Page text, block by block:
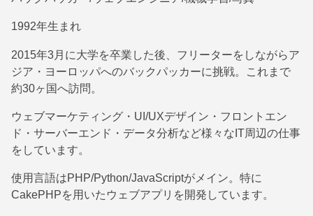
1992年生まれ
2015年3月に大学を卒業した後、フリーターをしながらア
ジア・ヨーロッパへのバックパッカーに挑戦。これまで
約30ヶ国へ訪問。
ウェブマーケティング・UI/UXデザイン・フロントエン
ド・サーバーエンド・データ分析など様々なIT周辺の仕事
をしています。
使用言語はPHP/Python/JavaScriptがメイン。特に
CakePHPを用いたウェブアプリを開発しています。